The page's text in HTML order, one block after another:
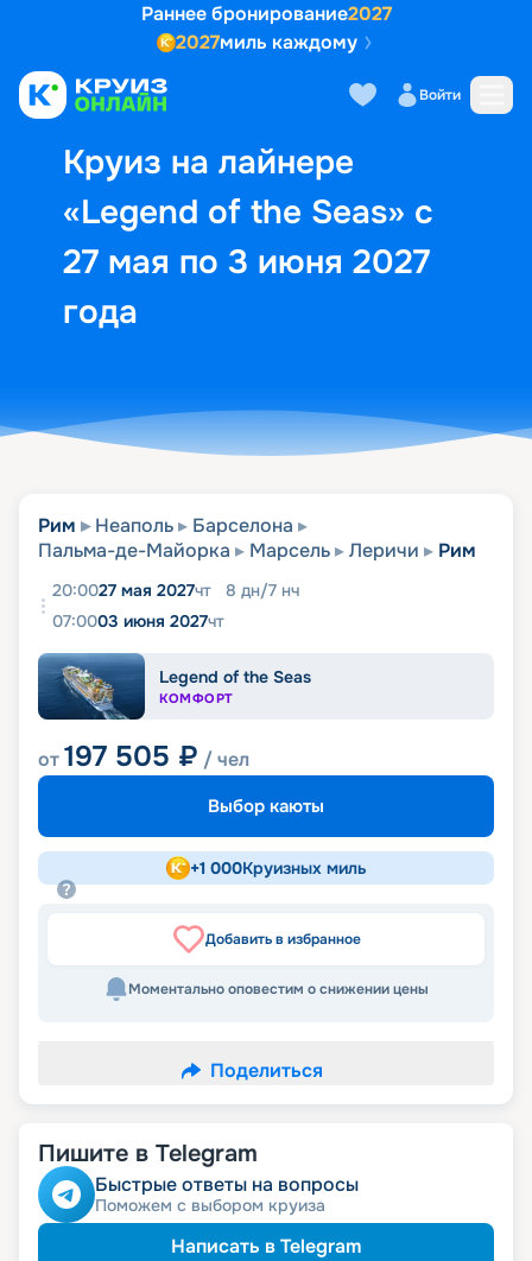
Раннее бронирование2027
2027миль каждому
Войти
Круиз на лайнере
«Legend of the Seas» с
27 мая по 3 июня 2027
года
Выбор кают Маршрут и
Рим Неаполь
Барселона
Пальма-де-Майорка
Марсель Леричи Рим
20:0027 мая 2027чт 8 дн/7 нч
07:0003 июня 2027чт
Legend of the Seas
КОМФОРТ
от197 505 ₽ / чел
Выбор каюты
+1 000Круизных миль
Добавить в избранное
Моментально оповестим о снижении цены
Поделиться
Пишите в Telegram
Быстрые ответы на вопросы
Поможем с выбором круиза
Написать в Telegram